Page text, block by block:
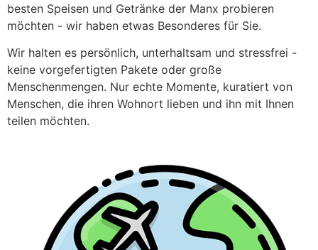
besten Speisen und Getränke der Manx probieren
möchten - wir haben etwas Besonderes für Sie.
Wir halten es persönlich, unterhaltsam und stressfrei -
keine vorgefertigten Pakete oder große
Menschenmengen. Nur echte Momente, kuratiert von
Menschen, die ihren Wohnort lieben und ihn mit Ihnen
teilen möchten.